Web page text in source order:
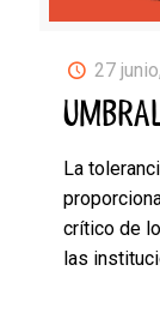
27
La
crítico de
las